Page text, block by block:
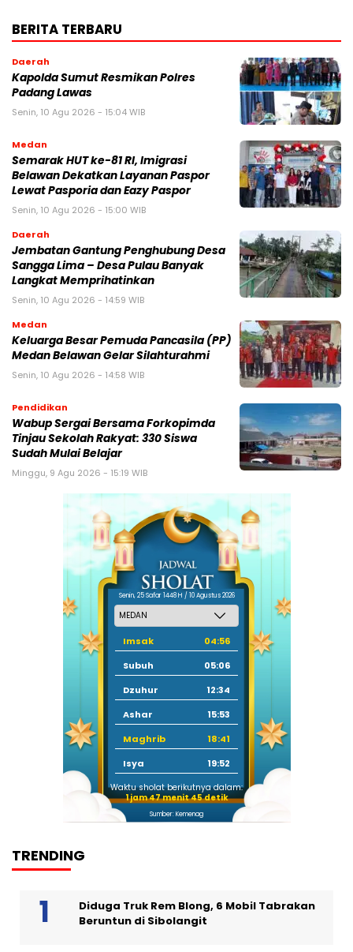
BERITA TERBARU
Daerah
Kapolda Sumut Resmikan Polres
Padang Lawas
Senin, 10 Agu 2026 - 15:04 WIB
Medan
Semarak HUT ke-81 RI, Imigrasi
Belawan Dekatkan Layanan Paspor
Lewat Pasporia dan Eazy Paspor
Senin, 10 Agu 2026 - 15:00 WIB
Daerah
Jembatan Gantung Penghubung Desa
Sangga Lima – Desa Pulau Banyak
Langkat Memprihatinkan
Senin, 10 Agu 2026 - 14:59 WIB
Medan
Keluarga Besar Pemuda Pancasila (PP)
Medan Belawan Gelar Silahturahmi
Senin, 10 Agu 2026 - 14:58 WIB
Pendidikan
Wabup Sergai Bersama Forkopimda
Tinjau Sekolah Rakyat: 330 Siswa
Sudah Mulai Belajar
Minggu, 9 Agu 2026 - 15:19 WIB
Senin, 25 Safar 1448 H / 10 Agustus 2026
Imsak
04:56
Subuh
05:06
Dzuhur
12:34
Ashar
15:53
Maghrib
18:41
Isya
19:52
Waktu sholat berikutnya dalam:
1 jam 47 menit 44 detik
Sumber: Kemenag
TRENDING
Diduga Truk Rem Blong, 6 Mobil Tabrakan
Beruntun di Sibolangit